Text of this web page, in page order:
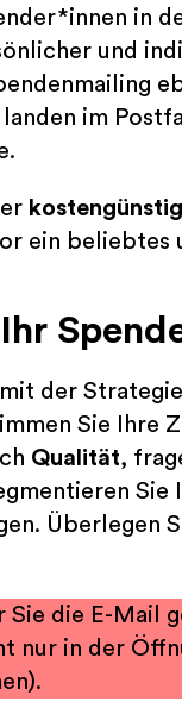
in
und
im
ein
Ihr
der
Sie Ihre
Qualität,
Überlegen
die E-Mail
nur in der